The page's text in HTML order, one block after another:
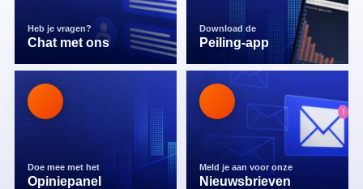
Heb je vragen?
Chat met ons
Download de
Peiling-app
Doe mee met het
Opiniepanel
Meld je aan voor onze
Nieuwsbrieven